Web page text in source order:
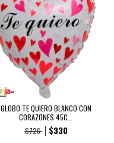
GLOBO TE QUIERO BLANCO CON
CORAZONES 45C...
$726
$330